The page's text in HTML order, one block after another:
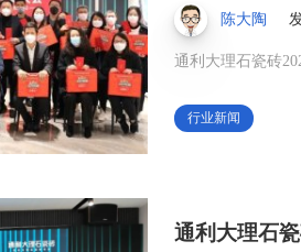
陈大陶
通利大理石瓷砖
行业新闻
通利大理石